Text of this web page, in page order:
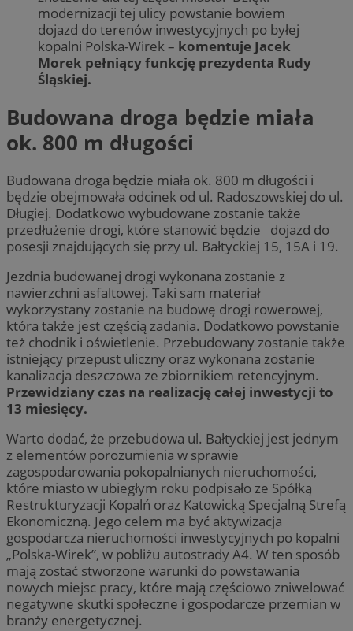
modernizacji tej ulicy powstanie bowiem
dojazd do terenów inwestycyjnych po byłej
kopalni Polska-Wirek – komentuje Jacek
Morek pełniący funkcję prezydenta Rudy
Śląskiej.
Budowana droga będzie miała
ok. 800 m długości
Budowana droga będzie miała ok. 800 m długości i
będzie obejmowała odcinek od ul. Radoszowskiej do ul.
Długiej. Dodatkowo wybudowane zostanie także
przedłużenie drogi, które stanowić będzie dojazd do
posesji znajdujących się przy ul. Bałtyckiej 15, 15A i 19.
Jezdnia budowanej drogi wykonana zostanie z
nawierzchni asfaltowej. Taki sam materiał
wykorzystany zostanie na budowę drogi rowerowej,
która także jest częścią zadania. Dodatkowo powstanie
też chodnik i oświetlenie. Przebudowany zostanie także
istniejący przepust uliczny oraz wykonana zostanie
kanalizacja deszczowa ze zbiornikiem retencyjnym.
Przewidziany czas na realizację całej inwestycji to
13 miesięcy.
Warto dodać, że przebudowa ul. Bałtyckiej jest jednym
z elementów porozumienia w sprawie
zagospodarowania pokopalnianych nieruchomości,
które miasto w ubiegłym roku podpisało ze Spółką
Restrukturyzacji Kopalń oraz Katowicką Specjalną Strefą
Ekonomiczną. Jego celem ma być aktywizacja
gospodarcza nieruchomości inwestycyjnych po kopalni
„Polska-Wirek”, w pobliżu autostrady A4. W ten sposób
mają zostać stworzone warunki do powstawania
nowych miejsc pracy, które mają częściowo zniwelować
negatywne skutki społeczne i gospodarcze przemian w
branży energetycznej.